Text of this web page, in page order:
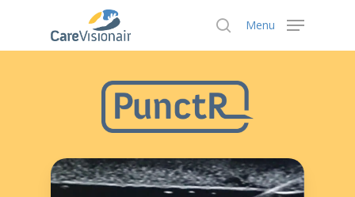
Hit enter to search or ESC to close
Menu